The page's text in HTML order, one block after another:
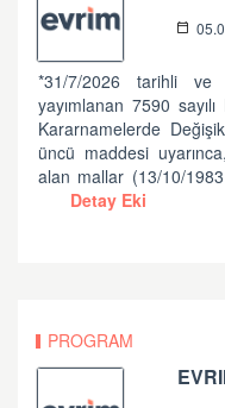
*31/7/2026 tarihli ve
yayımlanan 7590
Kararnamelerde
üncü maddesi
alan mallar (13/10/
Detay Eki
PROGRAM